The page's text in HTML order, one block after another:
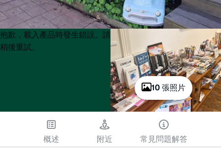
10 張照片
Product
List
Product
List
抱歉，載入產品時發生錯誤。請
稍後重試。
概述 附近 常見問題解答